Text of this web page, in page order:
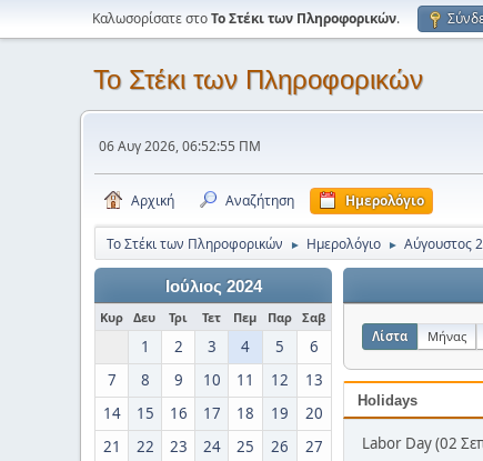
Καλωσορίσατε στοΤο Στέκι των Πληροφορικών.
Το Στέκι των Πληροφορικών
06 Αυγ 2026, 06:52:55 ΠΜ
Αρχική Αναζήτηση Ημερολόγιο
Το Στέκι των Πληροφορικών ► Ημερολόγιο ► Αύγουστος
Ιούλιος 2024
Κυρ Δευ Τρι Τετ Πεμ Παρ Σαβ
1 2 3 4 5
6
7
8 9 10 11 12
13
14
15 16 17 18 19
20
21
22 23 24 25 26
27
Λίστα Μήνας
Holidays
Labor Day (02